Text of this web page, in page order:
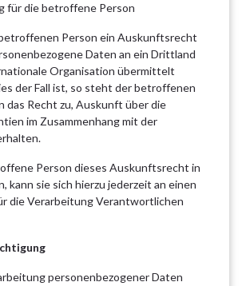
für die betroffene Person
Person ein Auskunftsrecht
Daten an ein Drittland
Organisation übermittelt
der Fall ist, so steht der betroffenen
das Recht zu, Auskunft über die
im Zusammenhang mit der
Person dieses Auskunftsrecht in
kann sie sich hierzu jederzeit an einen
die Verarbeitung Verantwortlichen
personenbezogener Daten